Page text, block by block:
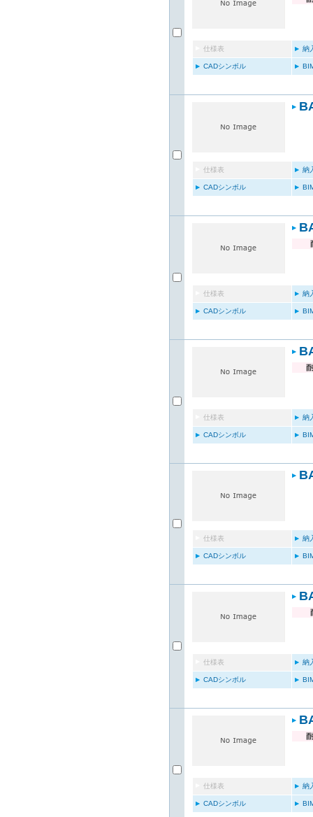
仕様表 納
CADシンボル
仕様表 納
CADシンボル
仕様表 納
CADシンボル
仕様表 納
CADシンボル
仕様表 納
CADシンボル
仕様表 納
CADシンボル
仕様表 納
CADシンボル